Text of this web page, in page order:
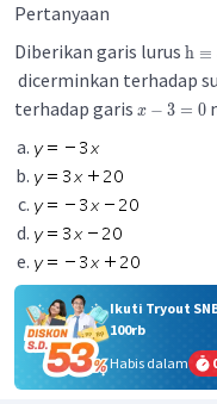
Pertanyaan
Diberikan garis lurus h ≡
dicerminkan terhadap
terhadap garis x − 3 = 0
Ikuti Tryout
100rb
Habis dalam